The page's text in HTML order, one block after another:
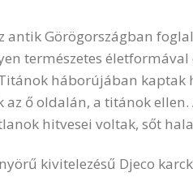
Görögországban
természetes
háborújában kaptak
ő oldalán, a titánok
hitvesei voltak, sőt
kivitelezésű Djeco